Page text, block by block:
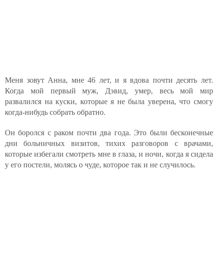
Меня зовут Анна, мне 46 лет, и я вдова почти десять лет.
Когда мой первый муж, Дэвид, умер, весь мой мир
развалился на куски, которые я не была уверена, что смогу
когда-нибудь собрать обратно.
Он боролся с раком почти два года. Это были бесконечные
дни больничных визитов, тихих разговоров с врачами,
которые избегали смотреть мне в глаза, и ночи, когда я сидела
у его постели, молясь о чуде, которое так и не случилось.